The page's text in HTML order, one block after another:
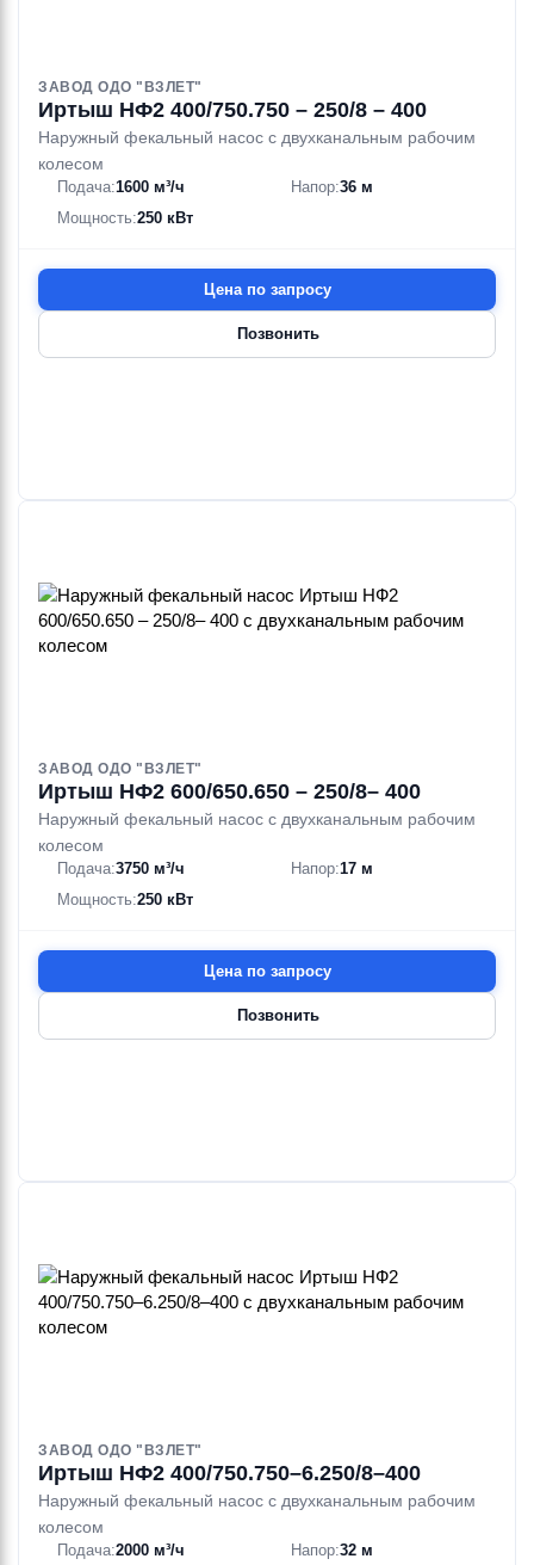
ЗАВОД ОДО "ВЗЛЕТ"
Иртыш НФ2 400/750.750 – 250/8 – 400
Наружный фекальный насос с двухканальным рабочим
колесом
Подача:1600 м³/ч Напор:36 м
Мощность:250 кВт
Цена по запросу
Позвонить
ЗАВОД ОДО "ВЗЛЕТ"
Иртыш НФ2 600/650.650 – 250/8– 400
Наружный фекальный насос с двухканальным рабочим
колесом
Подача:3750 м³/ч Напор:17 м
Мощность:250 кВт
Цена по запросу
Позвонить
ЗАВОД ОДО "ВЗЛЕТ"
Иртыш НФ2 400/750.750–6.250/8–400
Наружный фекальный насос с двухканальным рабочим
колесом
Подача:2000 м³/ч Напор:32 м